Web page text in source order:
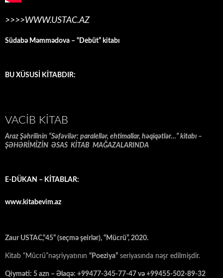
>>>>WWW.USTAC.AZ
Südabə Məmmədova – “Debüt” kitabı
BU XÜSUSİ KİTABDIR:
VACIB KITAB
Araz Şəhrilinin “Səfəvilər: paralellər, ehtimallar, həqiqətlər…” kitabı –
ŞƏHƏRİMİZİN ƏSAS KİTAB MAĞAZALARINDA
E-DÜKAN – KİTABLAR:
www.kitabevim.az
Zaur USTAC,“45” (seçmə şeirlər), “Mücrü”, 2020.
Kitab “Mücrü”nəşriyyatının “Poeziya” seriyasında nəşr edilmişdir.
Qiyməti: 5 azn – Əlaqə: +99477-345-77-47 və +99455-502-89-32